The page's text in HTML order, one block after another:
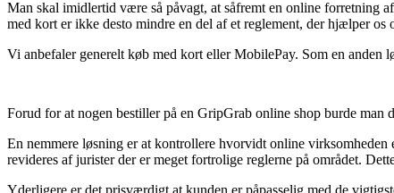
Man skal imidlertid være så påvagt, at såfremt en online forretning
med kort er ikke desto mindre en del af et reglement, der hjælper os
Vi anbefaler generelt køb med kort eller MobilePay. Som en anden
Forud for at nogen bestiller på en GripGrab online shop burde man
En nemmere løsning er at kontrollere hvorvidt online
revideres af jurister der er meget fortrolige reglerne på området.
Yderligere er det prisværdigt at kunden er påpasselig med de